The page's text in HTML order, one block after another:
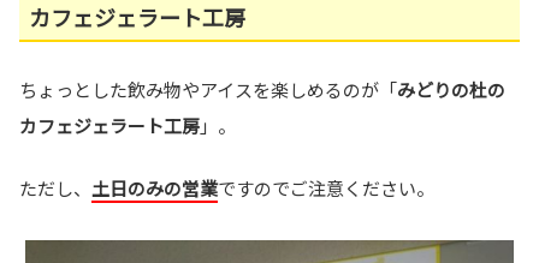
カフェジェラート工房
ちょっとした飲み物やアイスを楽しめるのが「みどりの杜の
カフェジェラート工房」。
ただし、 土日のみの営業ですのでご注意ください。